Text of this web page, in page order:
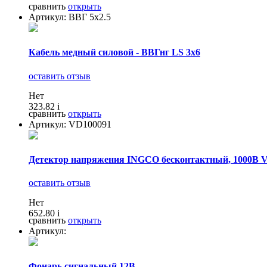
сравнить открыть
Артикул: ВВГ 5x2.5
Кабель медный силовой - ВВГнг LS 3x6
оставить отзыв
Нет
323.82 i
сравнить открыть
Артикул: VD100091
Детектор напряжения INGCO бесконтактный, 1000В
оставить отзыв
Нет
652.80 i
сравнить открыть
Артикул: